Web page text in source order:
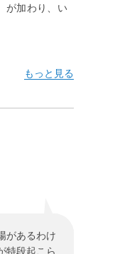
が加わり、い
があるわけ
特段起こら